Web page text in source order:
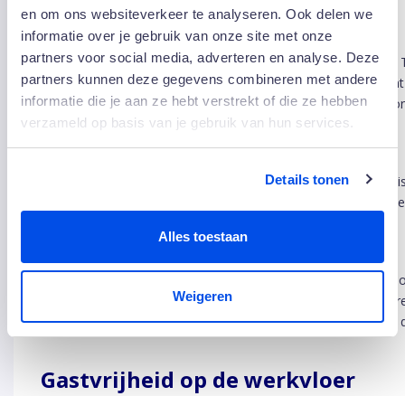
en om ons websiteverkeer te analyseren. Ook delen we
informatie over je gebruik van onze site met onze
partners voor social media, adverteren en analyse. Deze
partners kunnen deze gegevens combineren met andere
informatie die je aan ze hebt verstrekt of die ze hebben
verzameld op basis van je gebruik van hun services.
Details tonen
Alles toestaan
Weigeren
uitzondering.
Juist op die momenten moet de schoonmaak blijven draaien.
extreem hoge bezetting werd er snel opgeschaald, zonder
kwam te staan. Waar drukte eerder automatisch leidde tot
niveau nu stabiel.
Volgens Gildo vraagt dat om flexibiliteit in capaciteit én
wordt, moet je meteen kunnen schakelen. Dat betekent dat
Door die manier van werken blijft de planning beheersbaar,
verandert. Teams weten wat er moet gebeuren en kunnen
kamers zijn op tijd klaar en de kwaliteit blijft gelijk, ook op de
Gastvrijheid op de werkvloer